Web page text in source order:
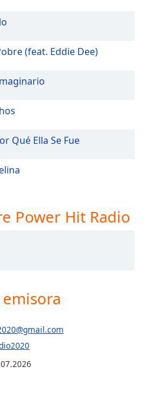
(feat. Eddie Dee)
Qué Ella Se Fue
Power Hit Radio